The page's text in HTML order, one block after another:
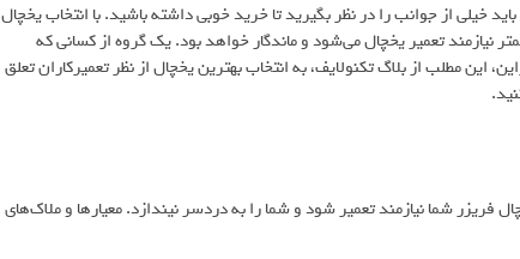
خیلی از جوانب را در نظر بگیرید تا خرید خوبی داشته باشید. با انتخاب یخچال
نیازمند تعمیر یخچال می‌شود و ماندگار خواهد بود. یک گروه از کسانی که
این مطلب از بلاگ تکنولایف، به انتخاب بهترین یخچال از نظر تعمیرکاران تعلق
فریزر شما نیازمند تعمیر شود و شما را به دردسر نیندازد. معیارها و ملاک‌های